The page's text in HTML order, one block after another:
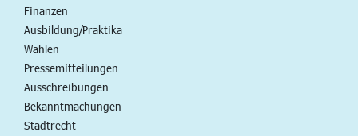
Finanzen
Ausbildung/Praktika
Wahlen
Pressemitteilungen
Ausschreibungen
Bekanntmachungen
Stadtrecht